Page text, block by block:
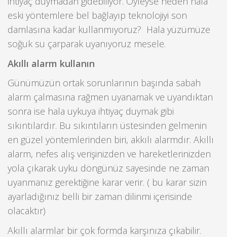
eski yöntemlere bel bağlayıp teknolojiyi son
damlasına kadar kullanmıyoruz? Hala yüzümüze
soğuk su çarparak uyanıyoruz mesele.
Akıllı alarm kullanın
Günümüzün ortak sorunlarının başında sabah
alarm çalmasına rağmen uyanamak ve uyandıktan
sonra ise hala uykuya ihtiyaç duymak gibi
sıkıntılardır. Bu sıkıntıların üstesinden gelmenin
en güzel yöntemlerinden biri, akkılı alarmdır. Akıllı
alarm, nefes alış verişinizden ve hareketlerinizden
yola çıkarak uyku döngünüz sayesinde ne zaman
uyanmanız gerektiğine karar verir. ( bu karar sizin
ayarladığınız belli bir zaman dilinmi içerisinde
olacaktır)
Akıllı alarmlar bir çok formda karşınıza çıkabilir.